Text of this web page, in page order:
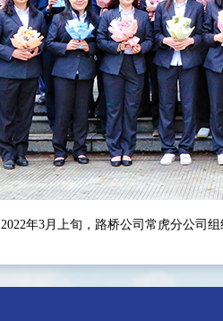
2022年3月上旬，路桥公司常虎分公司